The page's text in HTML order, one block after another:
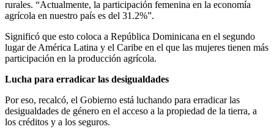
rurales. “Actualmente, la participación femenina en la economía
agrícola en nuestro país es del 31.2%”.
Significó que esto coloca a República Dominicana en el segundo
lugar de América Latina y el Caribe en el que las mujeres tienen más
participación en la producción agrícola.
Lucha para erradicar las desigualdades
Por eso, recalcó, el Gobierno está luchando para erradicar las
desigualdades de género en el acceso a la propiedad de la tierra, a
los créditos y a los seguros.